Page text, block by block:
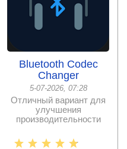
Bluetooth Codec
Changer
5-07-2026, 07:28
Отличный вариант для
улучшения
производительности
наушников.